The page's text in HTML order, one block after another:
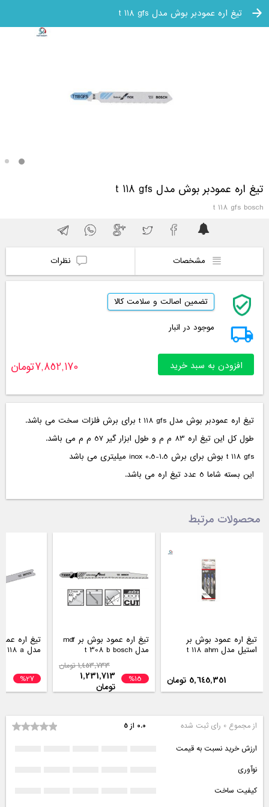
تیغ اره عمودبر بوش مدل t 118 gfs
تیغ اره عمودبر بوش مدل t 118 gfs
t 118 gfs bosch
مشخصات نظرات
تضمین اصالت و سلامت کالا
موجود در انبار
افزودن به سبد خرید 7,852,170تومان
تیغ اره عمودبر بوش مدل t 118 gfs برای برش فلزات سخت می باشد.
طول کل این تیغ اره 83 م م و طول ابزار گیر 57 م م می باشد.
t 118 gfs بوش برای برش inox 0.5-1.5 میلیتری می باشد
این بسته شاما 5 عدد تیغ اره می باشد.
محصولات مرتبط
تیغ اره عمود بوش بر
استیل مدل t 118 ahm
5,645,351 تومان
تیغ اره عمود بوش بر mdf
مدل t 308 b bosch
%15
1,453,733 تومان
1,231,713
تومان
تیغ اره
مدل t 118 a
%27
از مجموع 0 رای ثبت شده 0.0 از 5
ارزش خرید نسبت به قیمت
نوآوری
کیفیت ساخت